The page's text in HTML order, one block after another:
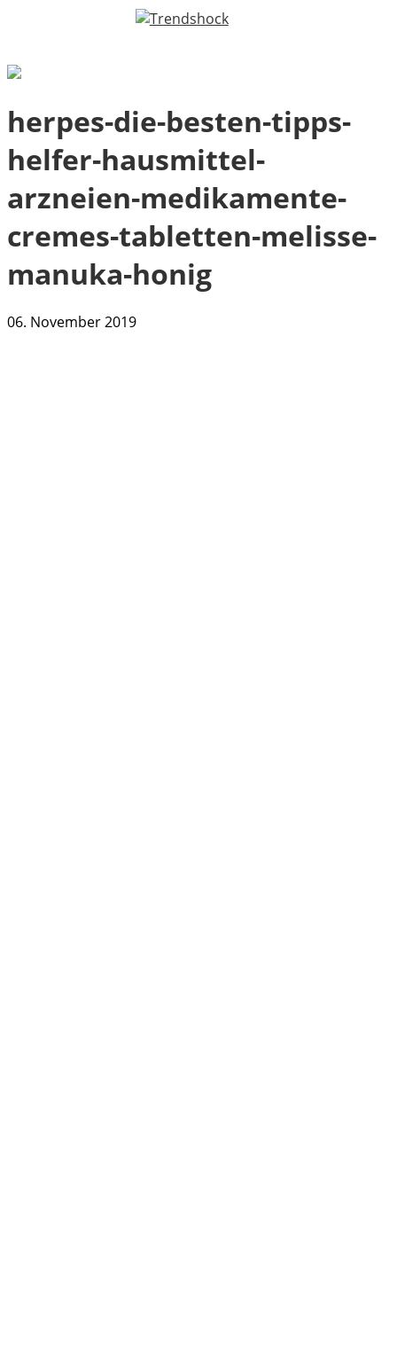
herpes-die-besten-tipps-
helfer-hausmittel-
arzneien-medikamente-
cremes-tabletten-melisse-
manuka-honig
06. November 2019